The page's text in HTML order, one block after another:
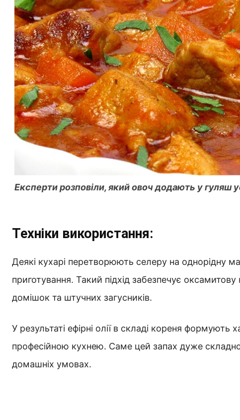
Експерти розповіли, який овоч додають у гуляш
Техніки використання:
Деякі кухарі перетворюють селеру на однорідну
приготування. Такий підхід забезпечує
домішок та штучних загусників.
У результаті ефірні олії в складі кореня
професійною кухнею. Саме цей запах дуже
домашніх умовах.